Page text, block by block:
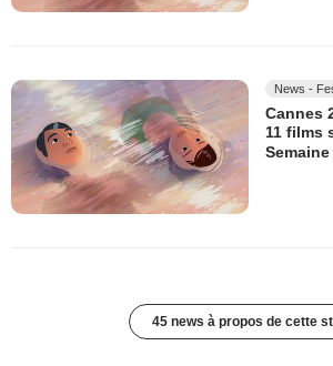
News -
Cannes
11 films
45 news à propos de cette